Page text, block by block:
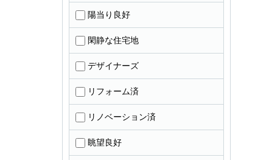
陽当り良好
閑静な住宅地
デザイナーズ
リフォーム済
リノベーション済
眺望良好